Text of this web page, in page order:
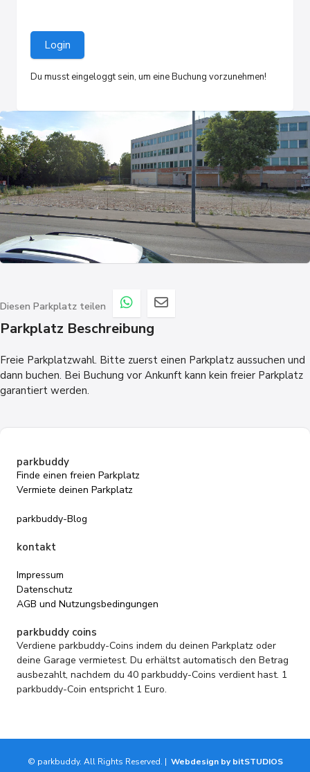
Diesen Parkplatz teilen
Parkplatz Beschreibung
Freie Parkplatzwahl. Bitte zuerst einen Parkplatz aussuchen und
dann buchen. Bei Buchung vor Ankunft kann kein freier Parkplatz
garantiert werden.
Login
Du musst eingeloggt sein, um eine Buchung vorzunehmen!
parkbuddy
Finde einen freien Parkplatz
Vermiete deinen Parkplatz
parkbuddy-Blog
kontakt
Impressum
Datenschutz
AGB und Nutzungsbedingungen
parkbuddy coins
Verdiene parkbuddy-Coins indem du deinen Parkplatz oder
deine Garage vermietest. Du erhältst automatisch den Betrag
ausbezahlt, nachdem du 40 parkbuddy-Coins verdient hast. 1
parkbuddy-Coin entspricht 1 Euro.
© parkbuddy. All Rights Reserved. | Webdesign by bitSTUDIOS